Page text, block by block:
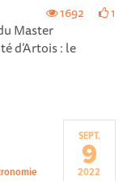
1692 1
Master
d’Artois : le
SEPT.
9
2022